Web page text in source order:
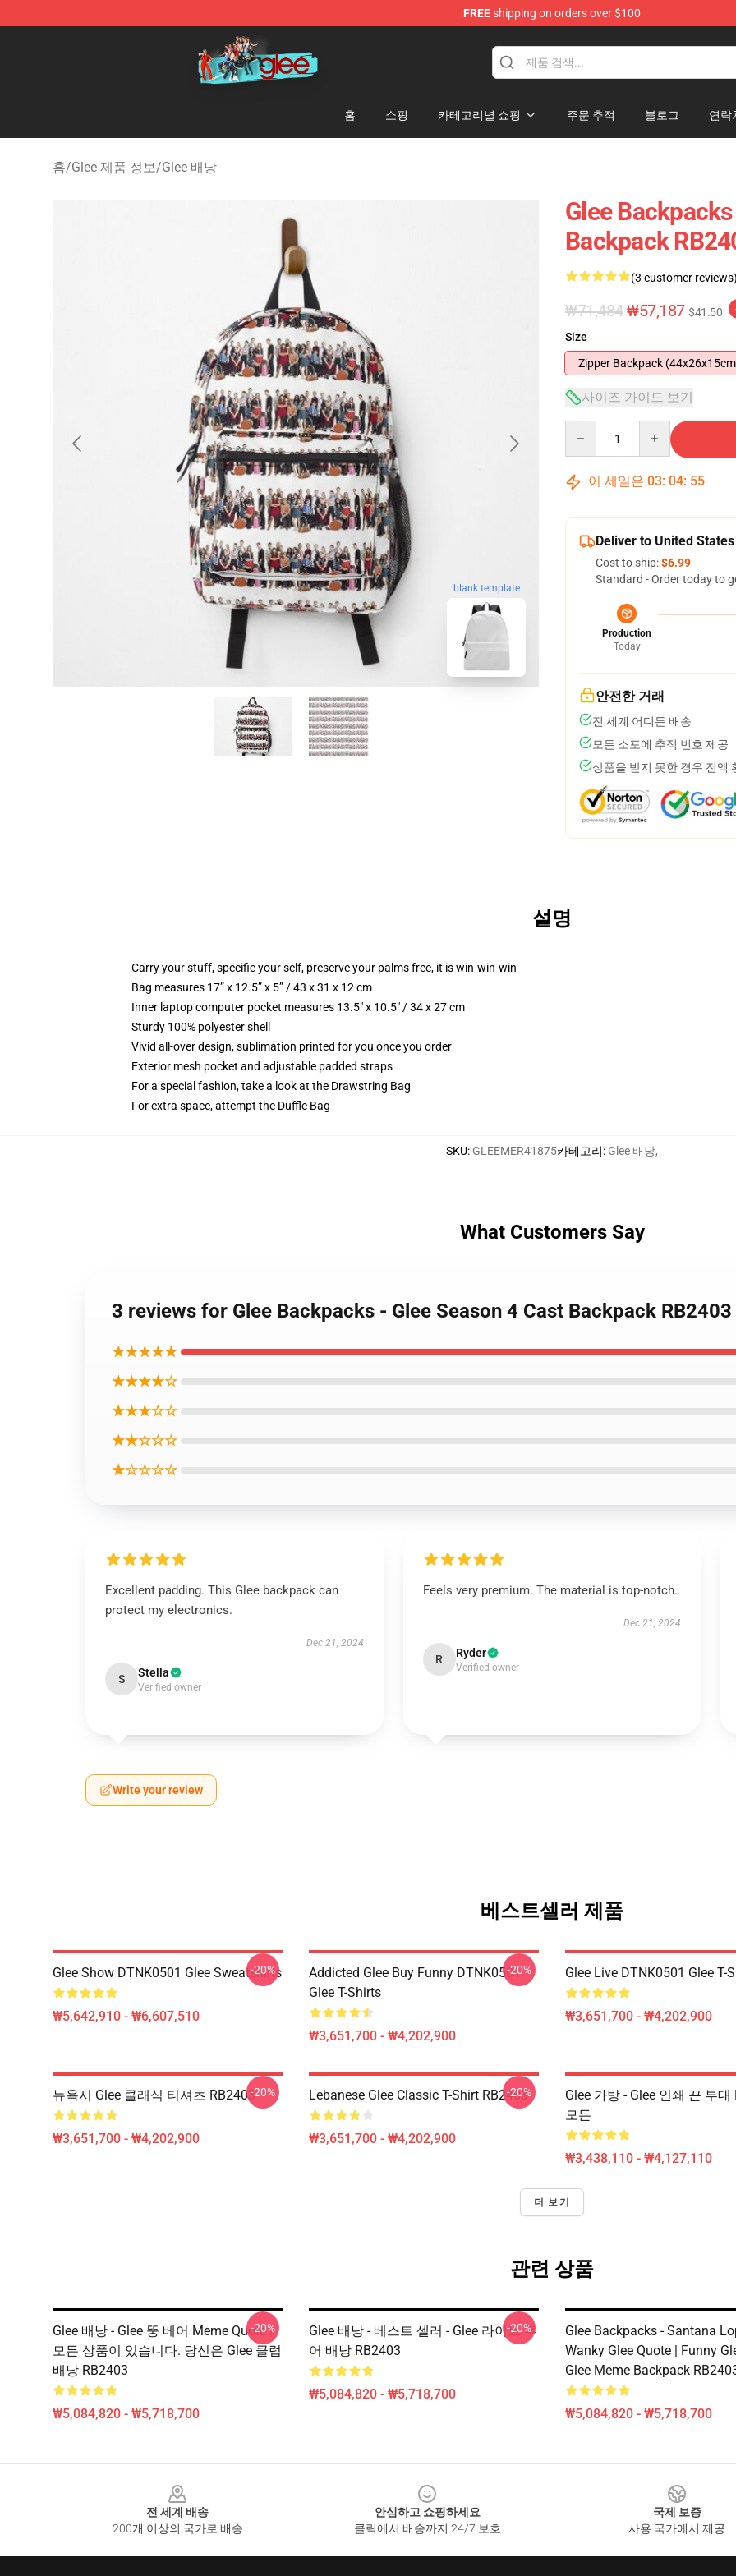
FREEshipping on orders over $100
Glee Store - Official Glee Merchandise Shop
홈 쇼핑 카테고리별 쇼핑 주문 추적 블로그 연락
홈/Glee 제품 정보/Glee 배낭
blank template
Glee
Backpack
(3 customer
₩71,484₩57,187 $41.50
Size
Zipper Backpack
사이즈 가이드 보기
이 세일은 03: 04: 54
Deliver to United States
Cost to ship:$6.99
Standard - Order today to
Production
Today
안전한 거래
전 세계 어디든 배송
모든 소포에 추적 번호 제공
상품을 받지 못한 경우 전액
설명
Carry your stuff, specific your self, preserve your palms free, it is win-win-win
Bag measures 17” x 12.5” x 5” / 43 x 31 x 12 cm
Inner laptop computer pocket measures 13.5" x 10.5" / 34 x 27 cm
Sturdy 100% polyester shell
Vivid all-over design, sublimation printed for you once you order
Exterior mesh pocket and adjustable padded straps
For a special fashion, take a look at the Drawstring Bag
For extra space, attempt the Duffle Bag
SKU: GLEEMER41875카테고리: Glee 배낭,
What Customers Say
3 reviews for Glee Backpacks - Glee Season 4 Cast Backpack RB2403
★★★★★
★★★★☆
★★★☆☆
★★☆☆☆
★☆☆☆☆
Excellent padding. This Glee backpack can
protect my electronics.
Dec 21, 2024
S Stella
Verified owner
Feels very premium. The material is top-notch.
Dec 21, 2024
R Ryder
Verified owner
Write your review
베스트셀러 제품
Glee Show DTNK0501 Glee Sweatshirts
₩5,642,910 - ₩6,607,510
-20%
Addicted Glee Buy Funny DTNK0501
Glee T-Shirts
₩3,651,700 - ₩4,202,900
-20% Glee Live DTNK0501 Glee T-
₩3,651,700 - ₩4,202,900
뉴욕시 Glee 클래식 티셔츠 RB2403
₩3,651,700 - ₩4,202,900
-20% Lebanese Glee Classic T-Shirt RB2403
₩3,651,700 - ₩4,202,900
-20%
Glee 가방 - Glee 인쇄 끈 부대
모든
₩3,438,110 - ₩4,127,110
더 보기
관련 상품
Glee 배낭 - Glee 뚱 베어 Meme Quote |
모든 상품이 있습니다. 당신은 Glee 클럽
배낭 RB2403
₩5,084,820 - ₩5,718,700
-20%
Glee 배낭 - 베스트 셀러 - Glee 라이브 투
어 배낭 RB2403
₩5,084,820 - ₩5,718,700
-20%
Glee Backpacks - Santana
Wanky Glee Quote | Funny
Glee Meme Backpack
₩5,084,820 - ₩5,718,700
전 세계 배송
200개 이상의 국가로 배송
안심하고 쇼핑하세요
클릭에서 배송까지 24/7 보호
국제 보증
사용 국가에서 제공